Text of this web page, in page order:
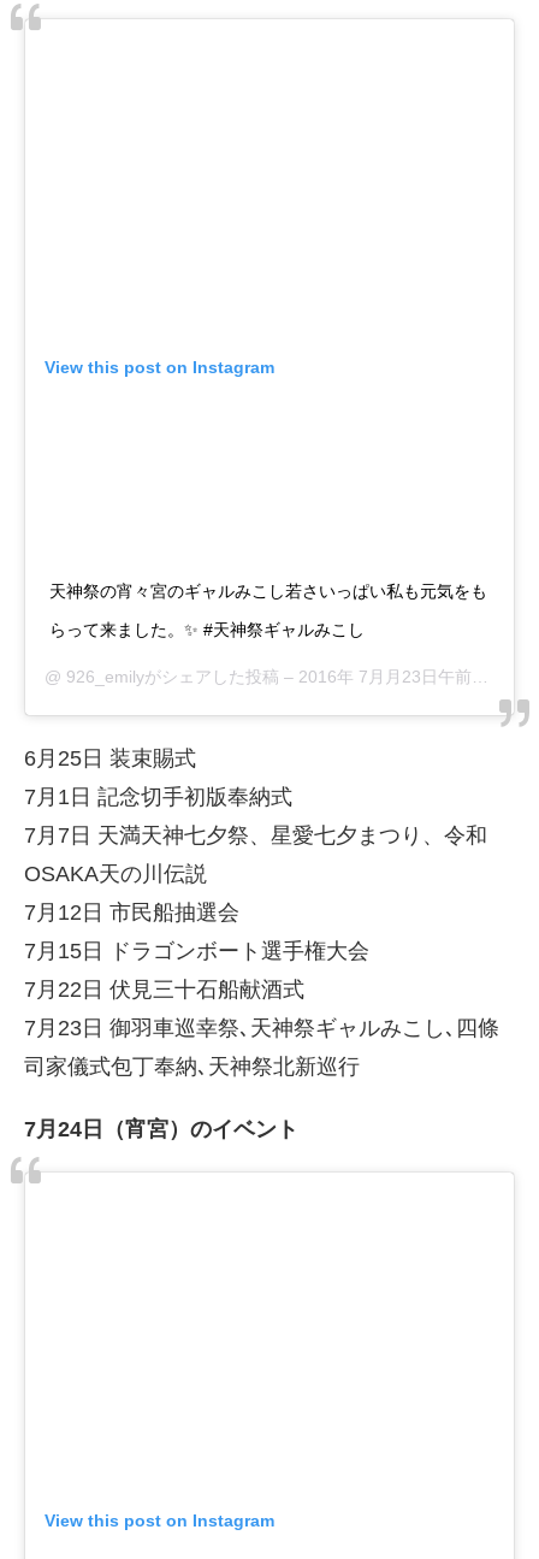
View this post on Instagram
天神祭の宵々宮のギャルみこし若さいっぱい私も元気をも
らって来ました。✨ #天神祭ギャルみこし
@ 926_emilyがシェアした投稿 – 2016年 7月月23日午前1時18分PDT
6月25日 装束賜式
7月1日 記念切手初版奉納式
7月7日 天満天神七夕祭、星愛七夕まつり、令和
OSAKA天の川伝説
7月12日 市民船抽選会
7月15日 ドラゴンボート選手権大会
7月22日 伏見三十石船献酒式
7月23日 御羽車巡幸祭､天神祭ギャルみこし､四條
司家儀式包丁奉納､天神祭北新巡行
7月24日（宵宮）のイベント
View this post on Instagram